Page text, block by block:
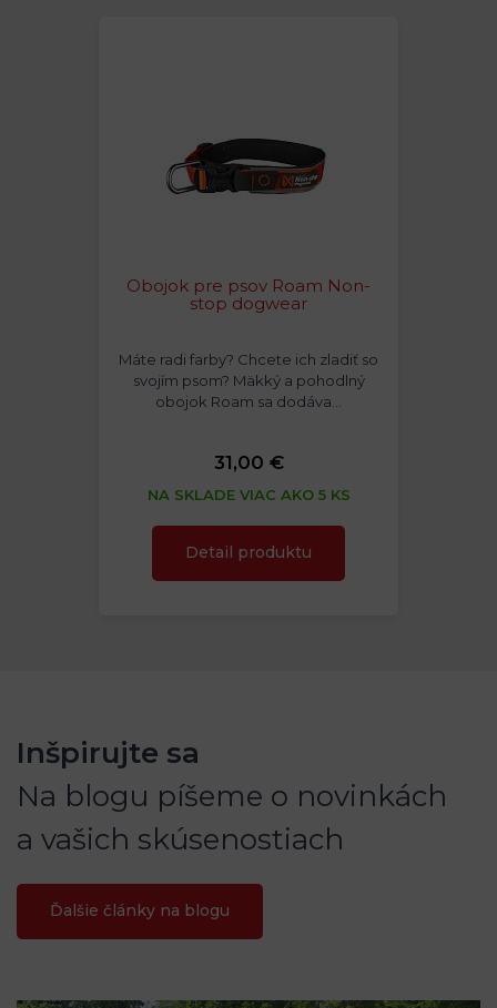
Obojok pre psov Roam Non-
stop dogwear
Máte radi farby? Chcete ich zladiť so
svojím psom? Mäkký a pohodlný
obojok Roam sa dodáva…
31,00 €
NA SKLADE VIAC AKO 5 KS
Detail produktu
Inšpirujte sa
Na blogu píšeme o novinkách
a vašich skúsenostiach
Ďalšie články na blogu